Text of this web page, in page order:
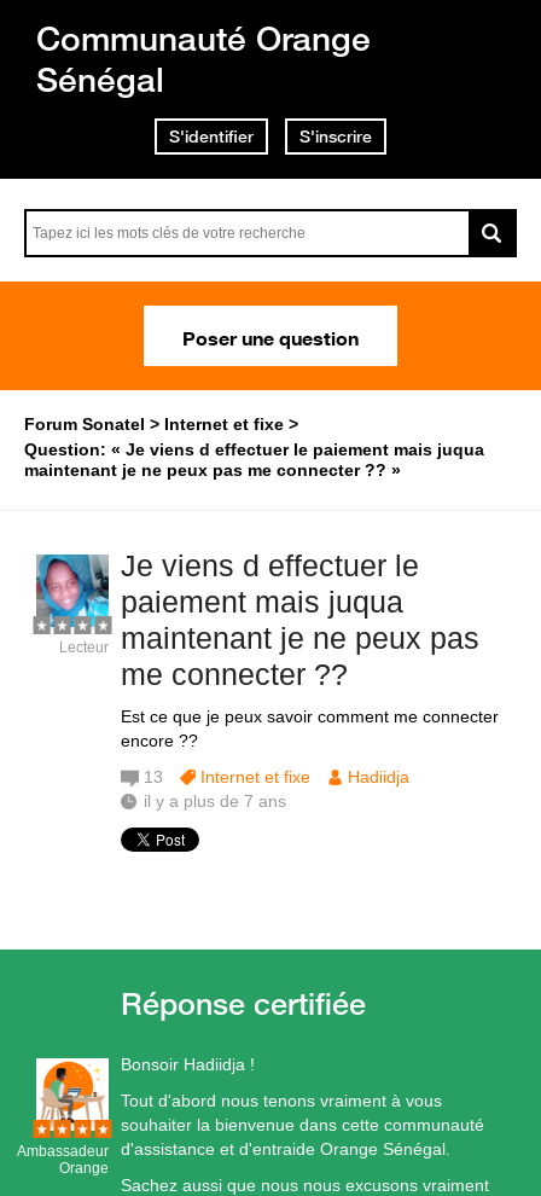
Communauté Orange
Sénégal
S'identifier S'inscrire
Poser une question
Forum Sonatel
Internet et fixe
Question: « Je viens d effectuer le paiement mais juqua
maintenant je ne peux pas me connecter ?? »
Je viens d effectuer le
paiement mais juqua
maintenant je ne peux pas
me connecter ??
Est ce que je peux savoir comment me connecter
encore ??
Lecteur
13 Internet et fixe
Hadiidja
il y a plus de 7 ans
Ambassadeur
Orange
Bonsoir Hadiidja !
Tout d'abord nous tenons vraiment à vous
souhaiter la bienvenue dans cette communauté
d'assistance et d'entraide Orange Sénégal.
Sachez aussi que nous nous excusons vraiment